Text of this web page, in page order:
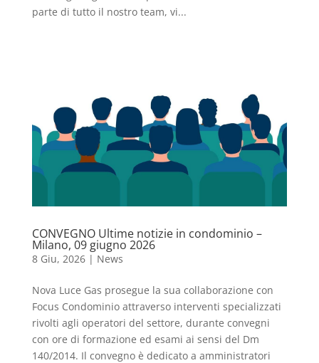
parte di tutto il nostro team, vi...
CONVEGNO Ultime notizie in condominio –
Milano, 09 giugno 2026
8 Giu, 2026| News
Nova Luce Gas prosegue la sua collaborazione con
Focus Condominio attraverso interventi specializzati
rivolti agli operatori del settore, durante convegni
con ore di formazione ed esami ai sensi del Dm
140/2014. Il convegno è dedicato a amministratori